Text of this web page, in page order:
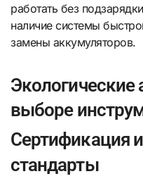
работать без
наличие системы
замены аккумуляторов.
Экологические
выборе
Сертификация
стандарты